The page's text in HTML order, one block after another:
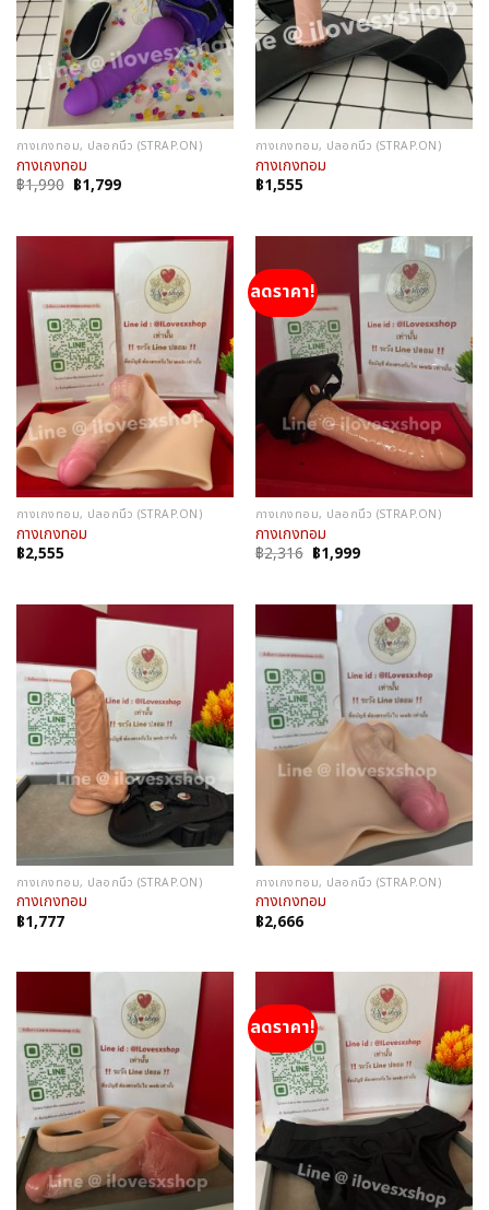
กางเกงทอม, ปลอกนิ้ว (STRAP.ON)
กางเกงทอม
฿1,990 Original
price
฿1,799Current
กางเกงทอม, ปลอกนิ้ว (STRAP.ON)
กางเกงทอม
฿1,555
กางเกงทอม, ปลอกนิ้ว (STRAP.ON)
กางเกงทอม
฿2,555
ลดราคา!
กางเกงทอม, ปลอกนิ้ว (STRAP.ON)
กางเกงทอม
฿2,316 Original
price
฿1,999Current
กางเกงทอม, ปลอกนิ้ว (STRAP.ON)
กางเกงทอม
฿1,777
กางเกงทอม, ปลอกนิ้ว (STRAP.ON)
กางเกงทอม
฿2,666
ลดราคา!